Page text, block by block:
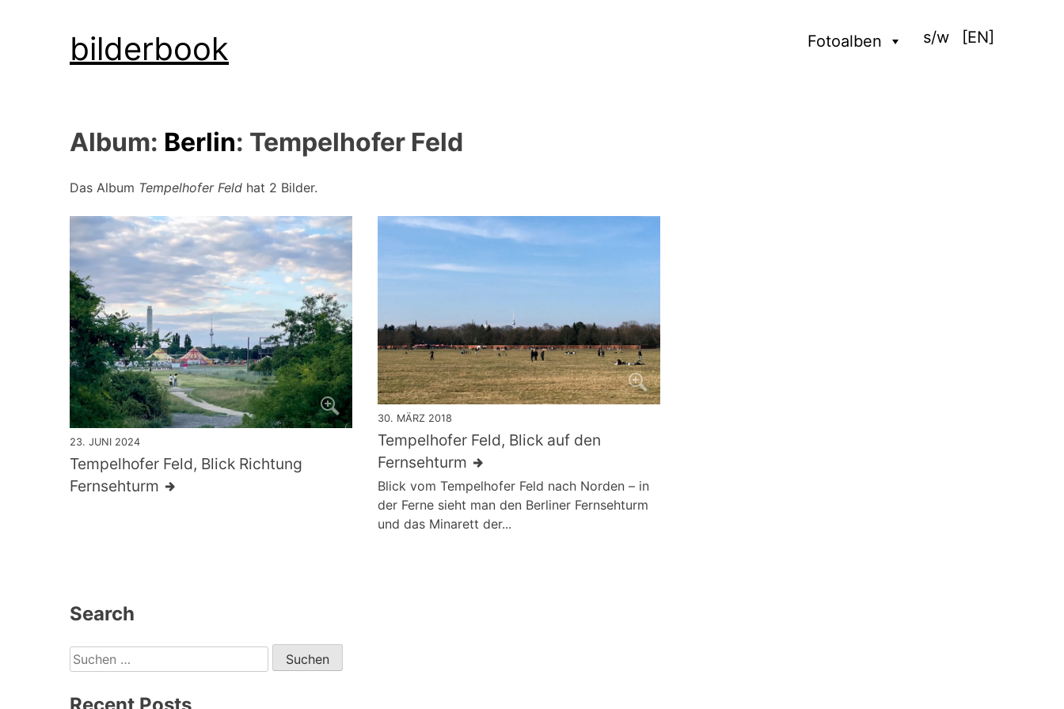
Skip
to
bilderbook Fotoalben s/w [EN]
Album: Berlin: Tempelhofer Feld
Das Album Tempelhofer Feld hat 2 Bilder.
23. JUNI 2024
Tempelhofer Feld, Blick Richtung
Fernsehturm
30. MÄRZ 2018
Tempelhofer Feld, Blick auf den
Fernsehturm
Blick vom Tempelhofer Feld nach Norden – in
der Ferne sieht man den Berliner Fernsehturm
und das Minarett der...
Search
Suchen
nach:
Recent Posts